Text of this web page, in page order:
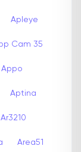
Apleye
Cam 35
Appo
Aptina
Ar3210
Area51